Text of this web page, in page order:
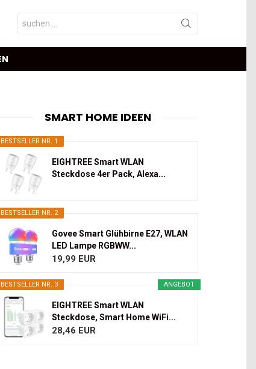
Search
for:
SMART HOME IDEEN
BESTSELLER NR. 1
EIGHTREE Smart WLAN
Steckdose 4er Pack, Alexa...
BESTSELLER NR. 2
Govee Smart Glühbirne E27, WLAN
LED Lampe RGBWW...
19,99 EUR
ANGEBOT
BESTSELLER NR. 3
EIGHTREE Smart WLAN
Steckdose, Smart Home WiFi...
28,46 EUR